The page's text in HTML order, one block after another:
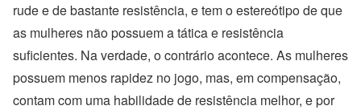
rude e de bastante resistência, e tem o estereótipo de que
as mulheres não possuem a tática e resistência
suficientes. Na verdade, o contrário acontece. As mulheres
possuem menos rapidez no jogo, mas, em compensação,
contam com uma habilidade de resistência melhor, e por